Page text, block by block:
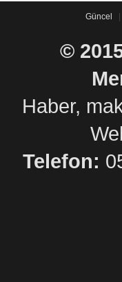
Güncel
©
Haber,
Telefon: